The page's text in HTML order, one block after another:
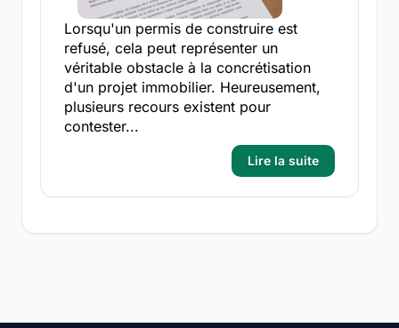
Lorsqu'un permis de construire est
refusé, cela peut représenter un
véritable obstacle à la concrétisation
d'un projet immobilier. Heureusement,
plusieurs recours existent pour
contester...
Lire la suite